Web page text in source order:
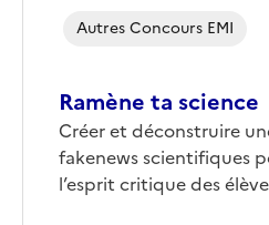
Ramène ta science
Corps
Créer et déconstruire
fakenews scientifiques
l’esprit critique des
Autres Concours EMI